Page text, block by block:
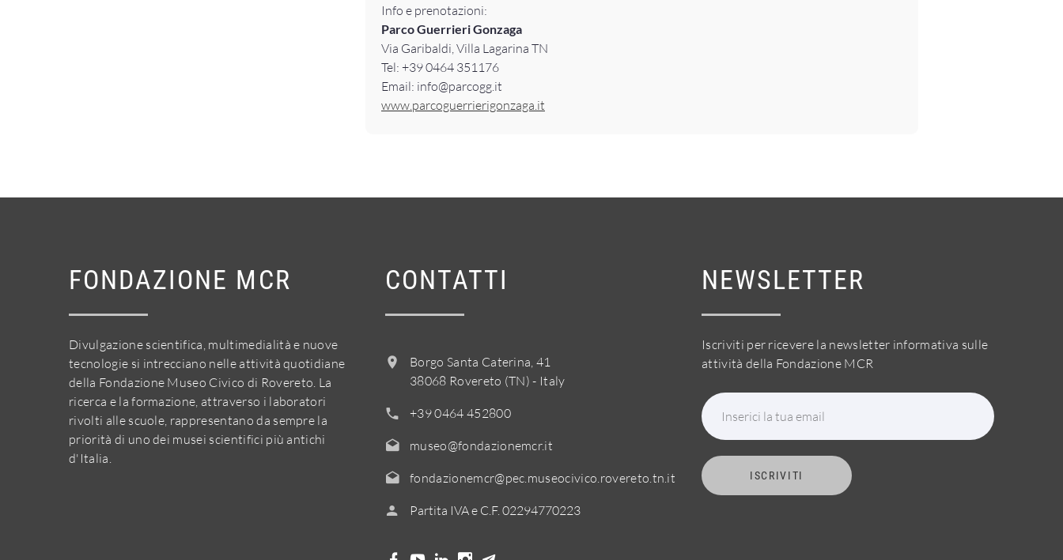
Info e prenotazioni:
Parco Guerrieri Gonzaga
Via Garibaldi, Villa Lagarina TN
Tel: +39 0464 351176
Email: info@parcogg.it
www.parcoguerrierigonzaga.it
FONDAZIONE MCR
Divulgazione scientifica, multimedialità e nuove
tecnologie si intrecciano nelle attività quotidiane
della Fondazione Museo Civico di Rovereto. La
ricerca e la formazione, attraverso i laboratori
rivolti alle scuole, rappresentano da sempre la
priorità di uno dei musei scientifici più antichi
d'Italia.
CONTATTI
Borgo Santa Caterina, 41
38068 Rovereto (TN) - Italy
+39 0464 452800
museo@fondazionemcr.it
fondazionemcr@pec.museocivico.rovereto.tn.it
Partita IVA e C.F. 02294770223
NEWSLETTER
Iscriviti per ricevere la newsletter informativa sulle
attività della Fondazione MCR
Inserici la tua email
ISCRIVITI